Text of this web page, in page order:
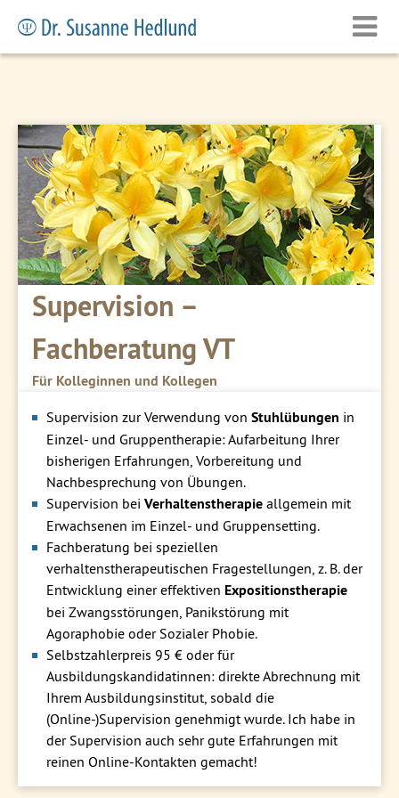
Supervision –
Fachberatung VT
Für Kolleginnen und Kollegen
Supervision zur Verwendung von Stuhlübungen in
Einzel- und Gruppentherapie: Aufarbeitung Ihrer
bisherigen Erfahrungen, Vorbereitung und
Nachbesprechung von Übungen.
Supervision bei Verhaltenstherapie allgemein mit
Erwachsenen im Einzel- und Gruppensetting.
Fachberatung bei speziellen
verhaltenstherapeutischen Fragestellungen, z. B. der
Entwicklung einer effektiven Expositionstherapie
bei Zwangsstörungen, Panikstörung mit
Agoraphobie oder Sozialer Phobie.
Selbstzahlerpreis 95 € oder für
Ausbildungskandidatinnen: direkte Abrechnung mit
Ihrem Ausbildungsinstitut, sobald die
(Online-)Supervision genehmigt wurde. Ich habe in
der Supervision auch sehr gute Erfahrungen mit
reinen Online-Kontakten gemacht!